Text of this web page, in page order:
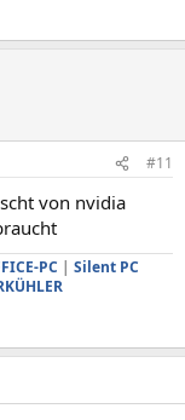
#11
von nvidia
PC | Silent PC